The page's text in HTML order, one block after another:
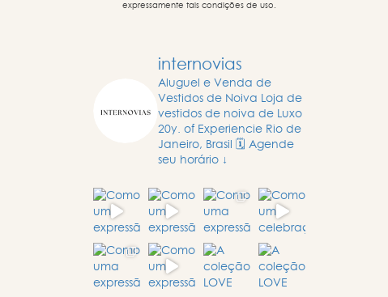
expressamente tais condições de uso.
internovias
Aluguel e Venda de
Vestidos de Noiva Loja de
vestidos de noiva de Luxo
20y. of ExperiencieRio de
Janeiro, Brasil
🗓️ Agende
seu horário ↓